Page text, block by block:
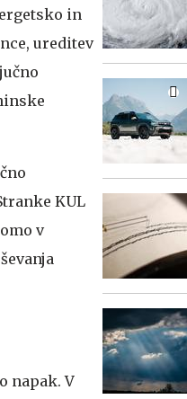
in
ureditev
KUL
v
napak. V